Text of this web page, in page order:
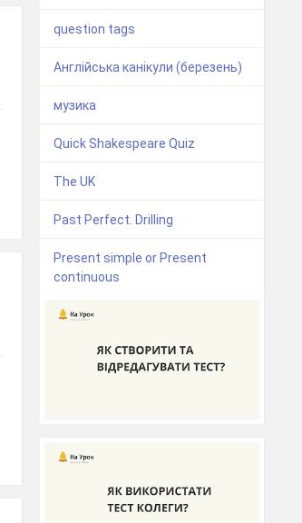
question tags
Англійська канікули (березень)
музика
Quick Shakespeare Quiz
The UK
Past Perfect. Drilling
Present simple or Present
continuous